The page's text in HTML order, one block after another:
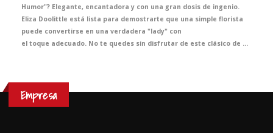
Humor"? Elegante, encantadora y con una gran dosis de ingenio.
Eliza Doolittle está lista para demostrarte que una simple florista
puede convertirse en una verdadera "lady" con
el toque adecuado. No te quedes sin disfrutar de este clásico de Broadway inspirado en el gran George Bernard Shaw que transportará a tus alumnos a la Inglaterra eduardiana en la lección de Inglés más emocionante del curso.
Empresa